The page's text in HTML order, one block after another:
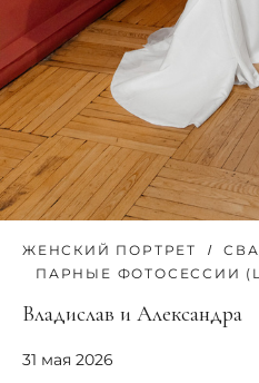
ЖЕНСКИЙ ПОРТРЕТ
ПАРНЫЕ ФОТОСЕССИИ
Владислав и Александра
31 мая 2026